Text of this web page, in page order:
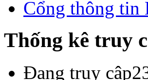
Cổng thông tin
Thống kê truy
Đang truy cập